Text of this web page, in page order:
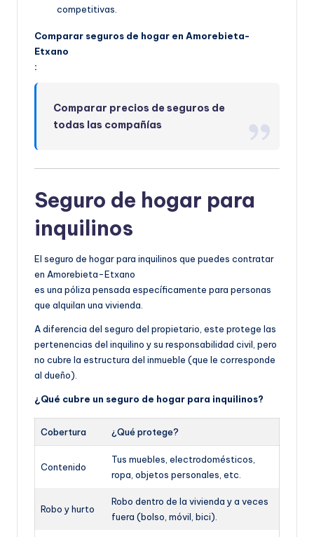
competitivas.
Comparar seguros de hogar en Amorebieta-
Etxano
:
Comparar precios de seguros de
todas las compañías
Seguro de hogar para
inquilinos
El seguro de hogar para inquilinos que puedes contratar
en Amorebieta-Etxano
es una póliza pensada específicamente para personas
que alquilan una vivienda.
A diferencia del seguro del propietario, este protege las
pertenencias del inquilino y su responsabilidad civil, pero
no cubre la estructura del inmueble (que le corresponde
al dueño).
¿Qué cubre un seguro de hogar para inquilinos?
Cobertura ¿Qué protege?
Contenido
Tus muebles, electrodomésticos,
ropa, objetos personales, etc.
Robo y hurto
Robo dentro de la vivienda y a veces
fuera (bolso, móvil, bici).